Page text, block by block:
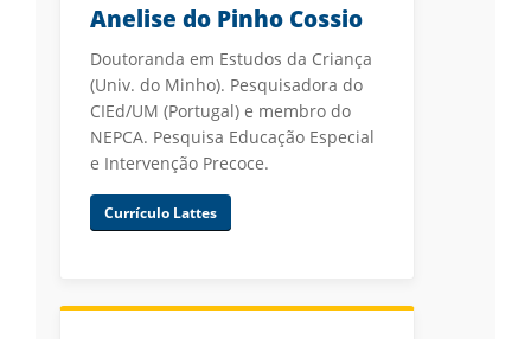
Anelise do Pinho Cossio
Doutoranda em Estudos da Criança
(Univ. do Minho). Pesquisadora do
CIEd/UM (Portugal) e membro do
NEPCA. Pesquisa Educação Especial
e Intervenção Precoce.
Currículo Lattes